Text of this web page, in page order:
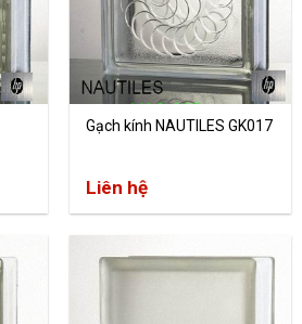
Gạch kính NAUTILES GK017
Liên hệ